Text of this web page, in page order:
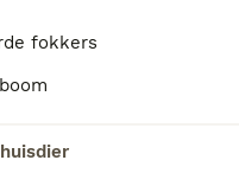
fokkers